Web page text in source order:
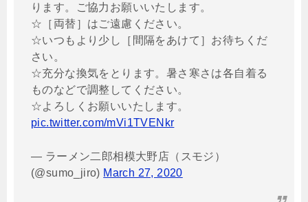
ります。ご協力お願いいたします。
☆［両替］はご遠慮ください。
☆いつもより少し［間隔をあけて］お待ちくだ
さい。
☆充分な換気をとります。暑さ寒さは各自着る
ものなどで調整してください。
☆よろしくお願いいたします。
pic.twitter.com/mVi1TVENkr
— ラーメン二郎相模大野店（スモジ）
(@sumo_jiro) March 27, 2020